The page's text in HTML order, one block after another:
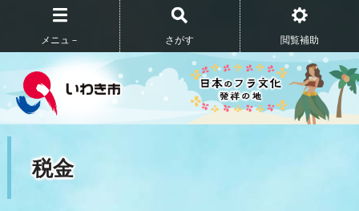
メニュ－ さがす 閲覧補助
税金